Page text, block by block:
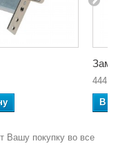
444
В
Вашу покупку во все